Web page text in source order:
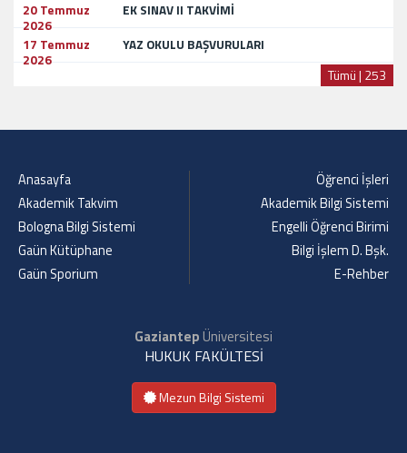
20 Temmuz
2026
EK SINAV II TAKVİMİ
17 Temmuz
2026
YAZ OKULU BAŞVURULARI
Tümü | 253
Anasayfa
Akademik Takvim
Bologna Bilgi Sistemi
Gaün Kütüphane
Gaün Sporium
Öğrenci İşleri
Akademik Bilgi Sistemi
Engelli Öğrenci Birimi
Bilgi İşlem D. Bşk.
E-Rehber
GaziantepÜniversitesi
HUKUK FAKÜLTESİ
Mezun Bilgi Sistemi